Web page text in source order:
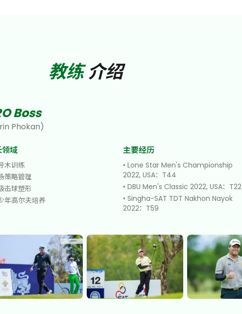
教练介绍
Boss
Phokan)
域
木训练
策略管理
击球塑形
年高尔夫培养
主要经历
• Lone Star Men's Championship
2022, USA：T44
• DBU Men's Classic 2022, USA：T22
• Singha-SAT TDT Nakhon Nayok
2022：T59